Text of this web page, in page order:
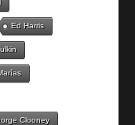
Ed Harris
Clooney